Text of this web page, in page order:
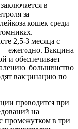
в
за
кошек среди
2,5-3 месяца с
– ежегодно. Вакцина
и обеспечивает
большинство
вакцинацию по
проводится при
на
промежутком в три